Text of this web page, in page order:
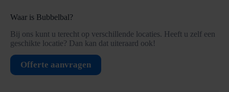
Waar is Bubbelbal?
Bij ons kunt u terecht op verschillende locaties. Heeft u zelf een
geschikte locatie? Dan kan dat uiteraard ook!
Offerte aanvragen